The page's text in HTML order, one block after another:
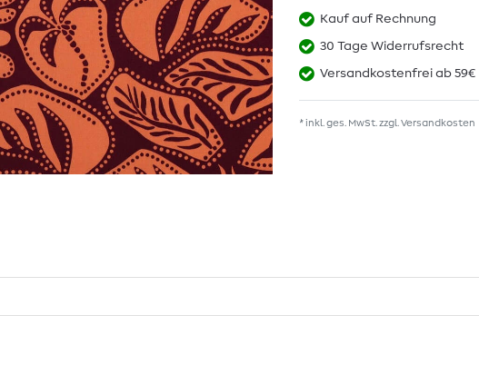
Kauf auf Rechnung
30 Tage Widerrufsrecht
Versandkostenfrei ab 59€
* inkl. ges. MwSt. zzgl.Versandkosten